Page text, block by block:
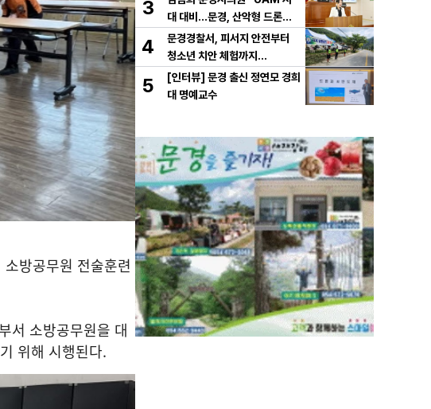
소방공무원 전술훈련
서 소방공무원을 대
위해 시행된다.
3
대 대비…문경, 산악형 드론산
업 중심도시로 도약해야”
4
문경경찰서, 피서지 안전부터
청소년 치안 체험까지…
5
[인터뷰] 문경 출신 정연모 경희
대 명예교수